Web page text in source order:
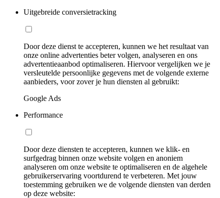
Uitgebreide conversietracking
Door deze dienst te accepteren, kunnen we het resultaat van
onze online advertenties beter volgen, analyseren en ons
advertentieaanbod optimaliseren. Hiervoor vergelijken we je
versleutelde persoonlijke gegevens met de volgende externe
aanbieders, voor zover je hun diensten al gebruikt:
Google Ads
Performance
Door deze diensten te accepteren, kunnen we klik- en
surfgedrag binnen onze website volgen en anoniem
analyseren om onze website te optimaliseren en de algehele
gebruikerservaring voortdurend te verbeteren. Met jouw
toestemming gebruiken we de volgende diensten van derden
op deze website: